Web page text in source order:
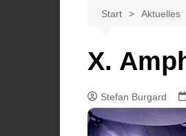
Start Aktuelles
X.
Stefan Burgard